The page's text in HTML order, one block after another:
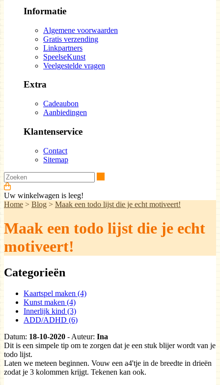
Informatie
Algemene voorwaarden
Gratis verzending
Linkpartners
SpeelseKunst
Veelgestelde vragen
Extra
Cadeaubon
Aanbiedingen
Klantenservice
Contact
Sitemap
Uw winkelwagen is leeg!
Home > Blog > Maak een todo lijst die je echt motiveert!
Maak een todo lijst die je echt
motiveert!
Categorieën
Kaartspel maken (4)
Kunst maken (4)
Innerlijk kind (3)
ADD/ADHD (6)
Datum: 18-10-2020 - Auteur: Ina
Dit is een simpele tip om te zorgen dat je een stuk blijer wordt van je
todo lijst.
Laten we meteen beginnen. Vouw een a4'tje in de breedte in drieën
zodat je 3 kolommen krijgt. Tekenen kan ook.